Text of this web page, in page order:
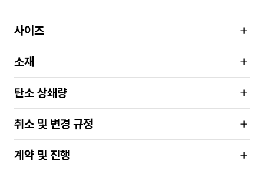
사이즈
소재
탄소 상쇄량
취소 및 변경 규정
계약 및 진행